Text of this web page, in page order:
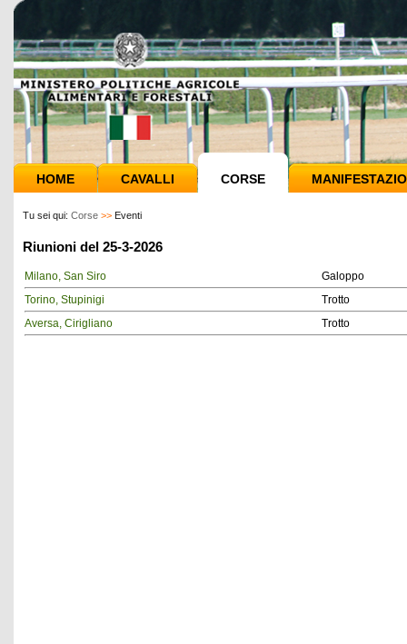
HOME CAVALLI CORSE
Tu sei qui: Corse >> Eventi
Riunioni del 25-3-2026
Milano, San Siro
Galoppo
Torino, Stupinigi
Trotto
Aversa, Cirigliano
Trotto